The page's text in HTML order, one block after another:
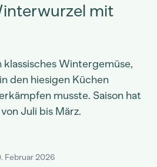
mit
klassisches Wintergemüse,
den hiesigen Küchen
musste. Saison hat
Juli bis März.
Februar 2026